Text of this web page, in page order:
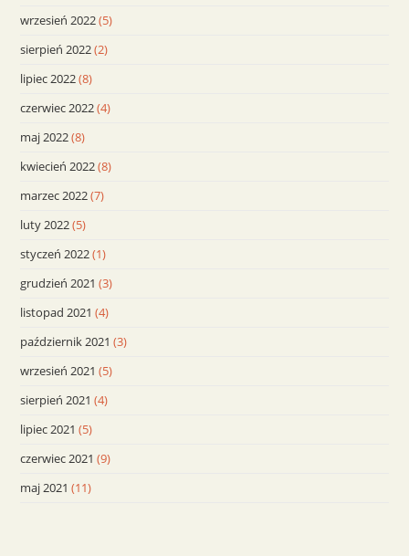
wrzesień 2022(5)
sierpień 2022(2)
lipiec 2022(8)
czerwiec 2022(4)
maj 2022(8)
kwiecień 2022(8)
marzec 2022(7)
luty 2022(5)
styczeń 2022(1)
grudzień 2021 (3)
listopad 2021 (4)
październik 2021 (3)
wrzesień 2021 (5)
sierpień 2021 (4)
lipiec 2021 (5)
czerwiec 2021 (9)
maj 2021 (11)